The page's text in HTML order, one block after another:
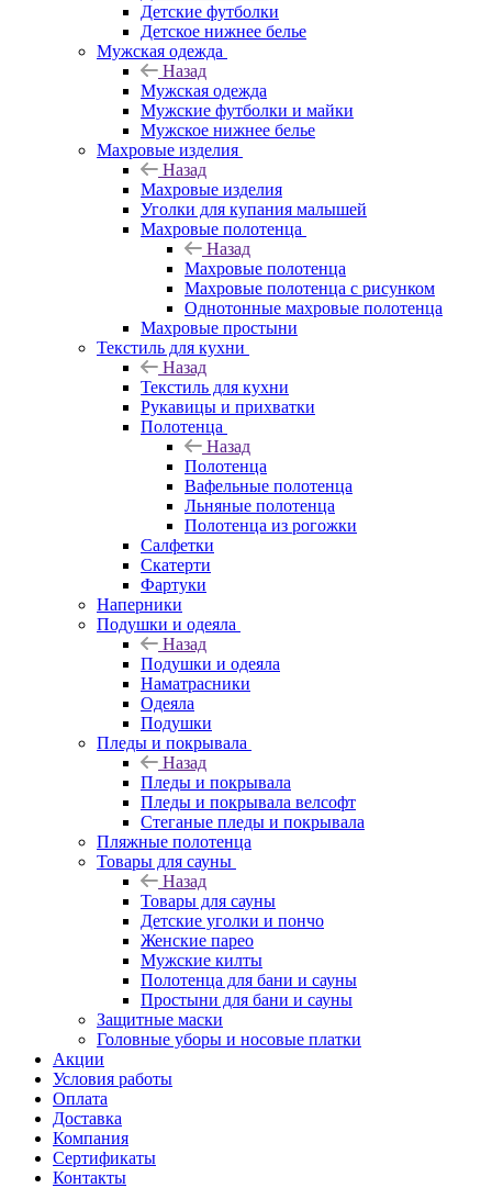
Детские футболки
Детское нижнее белье
Мужская одежда
Назад
Мужская одежда
Мужские футболки и майки
Мужское нижнее белье
Махровые изделия
Назад
Махровые изделия
Уголки для купания малышей
Махровые полотенца
Назад
Махровые полотенца
Махровые полотенца с рисунком
Однотонные махровые полотенца
Махровые простыни
Текстиль для кухни
Назад
Текстиль для кухни
Рукавицы и прихватки
Полотенца
Назад
Полотенца
Вафельные полотенца
Льняные полотенца
Полотенца из рогожки
Салфетки
Скатерти
Фартуки
Наперники
Подушки и одеяла
Назад
Подушки и одеяла
Наматрасники
Одеяла
Подушки
Пледы и покрывала
Назад
Пледы и покрывала
Пледы и покрывала велсофт
Стеганые пледы и покрывала
Пляжные полотенца
Товары для сауны
Назад
Товары для сауны
Детские уголки и пончо
Женские парео
Мужские килты
Полотенца для бани и сауны
Простыни для бани и сауны
Защитные маски
Головные уборы и носовые платки
Акции
Условия работы
Оплата
Доставка
Компания
Сертификаты
Контакты